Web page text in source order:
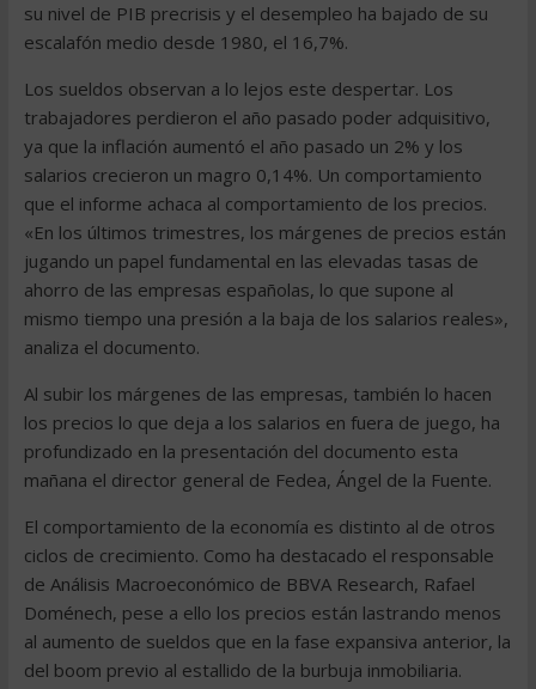
su nivel de PIB precrisis y el desempleo ha bajado de su
escalafón medio desde 1980, el 16,7%.
Los sueldos observan a lo lejos este despertar. Los
trabajadores perdieron el año pasado poder adquisitivo,
ya que la inflación aumentó el año pasado un 2% y los
salarios crecieron un magro 0,14%. Un comportamiento
que el informe achaca al comportamiento de los precios.
«En los últimos trimestres, los márgenes de precios están
jugando un papel fundamental en las elevadas tasas de
ahorro de las empresas españolas, lo que supone al
mismo tiempo una presión a la baja de los salarios reales»,
analiza el documento.
Al subir los márgenes de las empresas, también lo hacen
los precios lo que deja a los salarios en fuera de juego, ha
profundizado en la presentación del documento esta
mañana el director general de Fedea, Ángel de la Fuente.
El comportamiento de la economía es distinto al de otros
ciclos de crecimiento. Como ha destacado el responsable
de Análisis Macroeconómico de BBVA Research, Rafael
Doménech, pese a ello los precios están lastrando menos
al aumento de sueldos que en la fase expansiva anterior, la
del boom previo al estallido de la burbuja inmobiliaria.